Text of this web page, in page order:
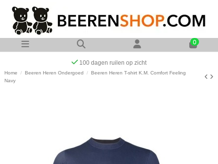
0
Op werkdagen voor 23:00 uur besteld zelfde dag verzonden
Home Beeren Heren Ondergoed
Beeren Heren T-shirt K.M. Comfort Feeling
Navy